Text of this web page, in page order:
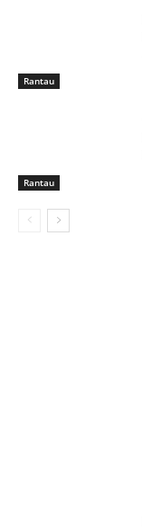
Rantau
Rantau